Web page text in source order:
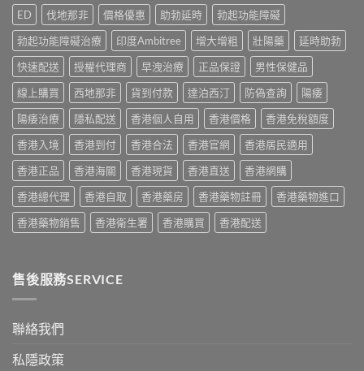
真
實
比
較
與
選
購
指
南〉
中
完
整
說
明
與
安
全
服
用
指
南〉
中
用
家
實
測
與
正
貨
購
買
指
南〉
中
鋼
評
價：
香
港
用
家
真
實
服
用
心
得
與
購
買
建
ED 伐地那非 價格優惠 助勃延時
勃起功能障礙
勃起功能障礙治療
印度Ambitree 增大增粗 壯陽藥
延時助勃
快速配送
授權代理商 早洩治療 正品保證
男性保健品
線上購買
西地那非 貨到付款 達泊西汀 防偽查詢
陽痿
陽痿治療
隱私配送 香港個人自用 香港價格
香港免稅額度
香港入境
香港到付 香港合法 香港官網
香港居民適用
香港正品
香港海關 香港現貨 香港直送
香港網購
香港總代理
香港自取 香港藥房 香港藥物註冊
香港藥物進口
香港藥物銷售
香港衛生署 香港購買 香港配送
售後服務SERVICE
聯絡我們
私隱政策